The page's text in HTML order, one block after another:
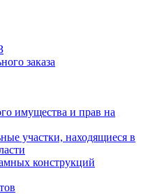
заказа
имущества и прав на
участки, находящиеся в
конструкций